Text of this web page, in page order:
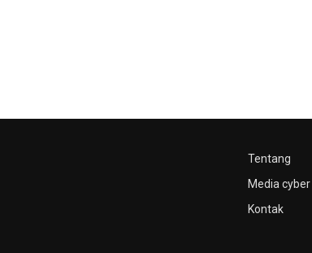
Tentang
Media cyber
Kontak